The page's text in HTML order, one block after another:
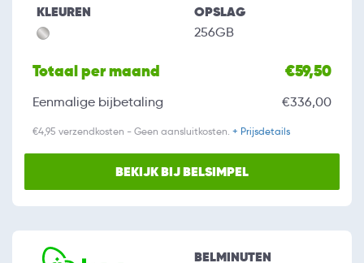
KLEUREN OPSLAG
256GB
Totaal per maand €59,50
Eenmalige bijbetaling €336,00
€4,95 verzendkosten - Geen aansluitkosten. + Prijsdetails
BEKIJK BIJ BELSIMPEL
BELMINUTEN